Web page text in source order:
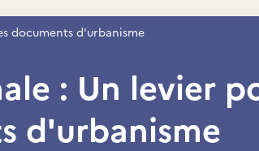
documents d'urbanisme
: Un levier
d'urbanisme